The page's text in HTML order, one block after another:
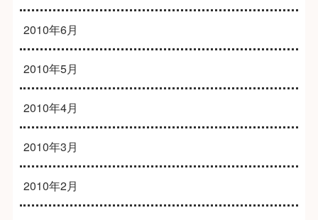
2010年6月
2010年5月
2010年4月
2010年3月
2010年2月